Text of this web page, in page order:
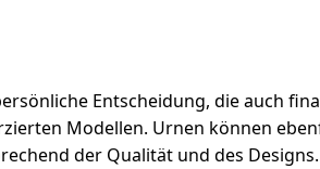
Entscheidung, die auch
Modellen. Urnen können
der Qualität und des Designs.